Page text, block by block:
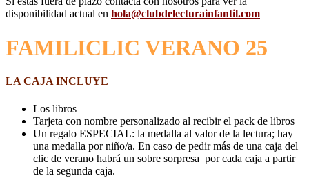
disponibilidad actual en hola@clubdelecturainfantil.com
FAMILICLIC VERANO 25
LA CAJA INCLUYE
Los libros
Tarjeta con nombre personalizado al recibir el pack de libros
Un regalo ESPECIAL: la medalla al valor de la lectura; hay
una medalla por niño/a. En caso de pedir más de una caja del
clic de verano habrá un sobre sorpresa por cada caja a partir
de la segunda caja.